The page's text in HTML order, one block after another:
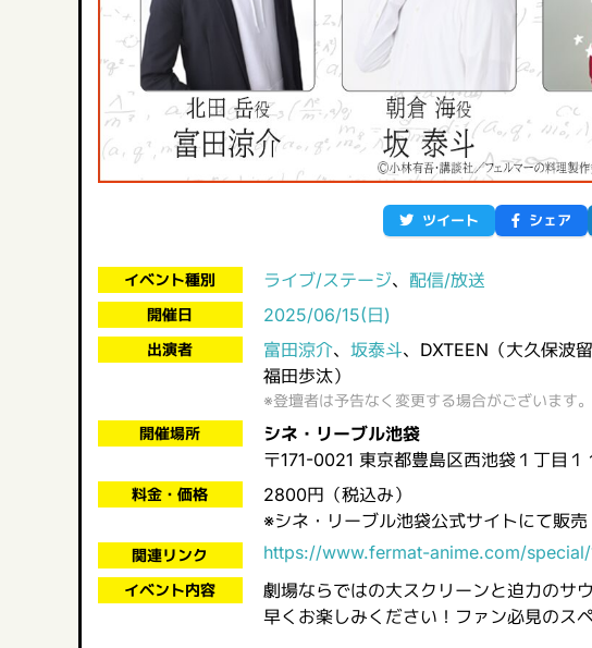
ツイート シェア
イベント種別 ライブ/ステージ、 配信/放送
開催日 2025/06/15(日)
出演者 富田涼介、 坂泰斗、DXTEEN（大久保波
福田歩汰）
※登壇者は予告なく変更する場合がございます
開催場所
シネ・リーブル池袋
〒171-0021 東京都豊島区西池袋１丁目
料金・価格
2800円（税込み）
※シネ・リーブル池袋公式サイトにて販売
関連リンク https://www.fermat-anime.com/special/
イベント内容
劇場ならではの大スクリーンと迫力のサ
早くお楽しみください！ファン必見のス